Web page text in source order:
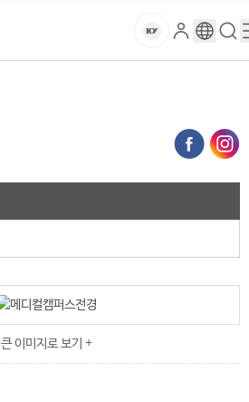
마
로
그
구
글
검
색
큰 이미지로 보기 +